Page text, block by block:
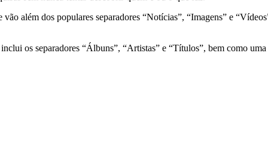
além dos populares separadores “Notícias”, “Imagens” e
os separadores “Álbuns”, “Artistas” e “Títulos”, bem como